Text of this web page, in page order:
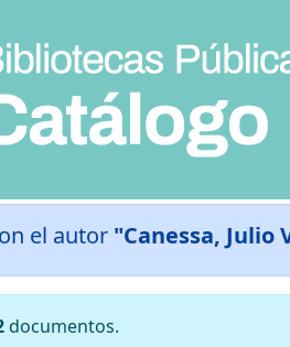
el autor "Canessa, Julio
documentos.